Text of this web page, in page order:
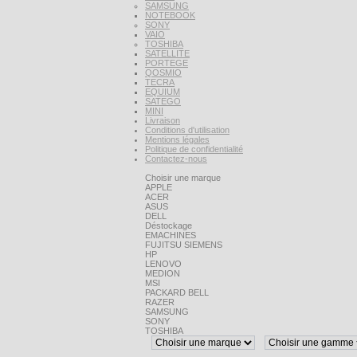
SAMSUNG
NOTEBOOK
SONY
VAIO
TOSHIBA
SATELLITE
PORTEGE
QOSMIO
TECRA
EQUIUM
SATEGO
MINI
Livraison
Conditions d'utilisation
Mentions légales
Politique de confidentialité
Contactez-nous
Choisir une marque
APPLE
ACER
ASUS
DELL
Déstockage
EMACHINES
FUJITSU SIEMENS
HP
LENOVO
MEDION
MSI
PACKARD BELL
RAZER
SAMSUNG
SONY
TOSHIBA